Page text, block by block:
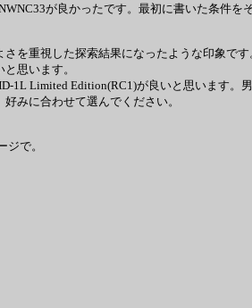
が良かったです。最初に書いた条件を
を重視した探索結果になったような印象で
思います。
1L Limited Edition(RC1)が良いと思います。
みに合わせて選んでください。
ジで。